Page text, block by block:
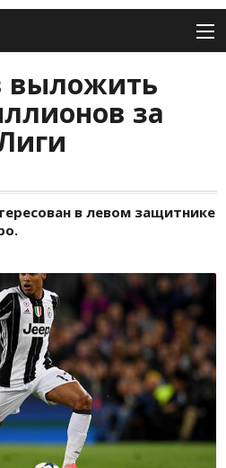
выложить
за
в левом защитнике